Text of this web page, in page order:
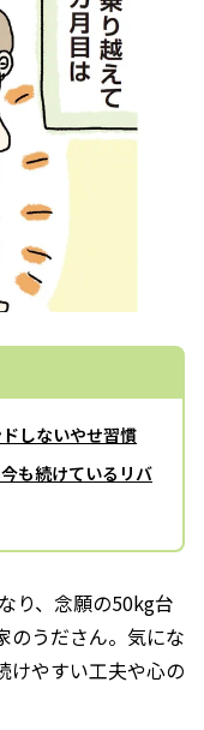
しないやせ習慣
も続けているリバ
り、念願の50kg台
のうださん。気にな
けやすい工夫や心の